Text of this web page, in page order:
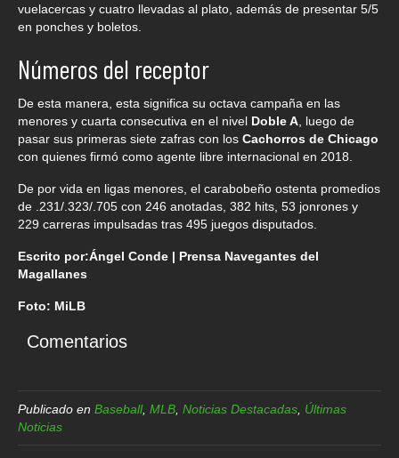
vuelacercas y cuatro llevadas al plato, además de presentar 5/5
en ponches y boletos.
Números del receptor
De esta manera, esta significa su octava campaña en las
menores y cuarta consecutiva en el nivel Doble A , luego de
pasar sus primeras siete zafras con los Cachorros de Chicago
con quienes firmó como agente libre internacional en 2018.
De por vida en ligas menores, el carabobeño ostenta promedios
de .231/.323/.705 con 246 anotadas, 382 hits, 53 jonrones y
229 carreras impulsadas tras 495 juegos disputados.
Escrito por:Ángel Conde | Prensa Navegantes del
Magallanes
Foto: MiLB
Comentarios
Publicado en Baseball, MLB Noticias Destacadas Últimas
Noticias